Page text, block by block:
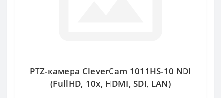
PTZ-камера CleverCam 1011HS-10 NDI
(FullHD, 10x, HDMI, SDI, LAN)